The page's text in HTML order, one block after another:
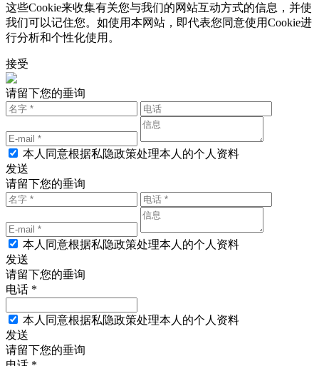
这些Cookie来收集有关您与我们的网站互动方式的信息，并使
我们可以记住您。如使用本网站，即代表您同意使用Cookie进
行分析和个性化使用。
接受
请留下您的垂询
本人同意根据私隐政策处理本人的个人资料
发送
请留下您的垂询
本人同意根据私隐政策处理本人的个人资料
发送
请留下您的垂询
电话 *
本人同意根据私隐政策处理本人的个人资料
发送
请留下您的垂询